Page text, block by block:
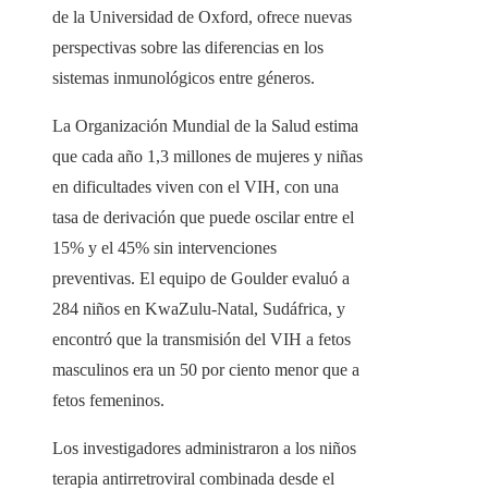
de la Universidad de Oxford, ofrece nuevas
perspectivas sobre las diferencias en los
sistemas inmunológicos entre géneros.
La Organización Mundial de la Salud estima
que cada año 1,3 millones de mujeres y niñas
en dificultades viven con el VIH, con una
tasa de derivación que puede oscilar entre el
15% y el 45% sin intervenciones
preventivas. El equipo de Goulder evaluó a
284 niños en KwaZulu-Natal, Sudáfrica, y
encontró que la transmisión del VIH a fetos
masculinos era un 50 por ciento menor que a
fetos femeninos.
Los investigadores administraron a los niños
terapia antirretroviral combinada desde el